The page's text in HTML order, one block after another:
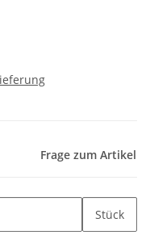
Frage zum Artikel
Stück